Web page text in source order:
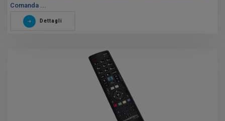
Comanda ...
Dettagli